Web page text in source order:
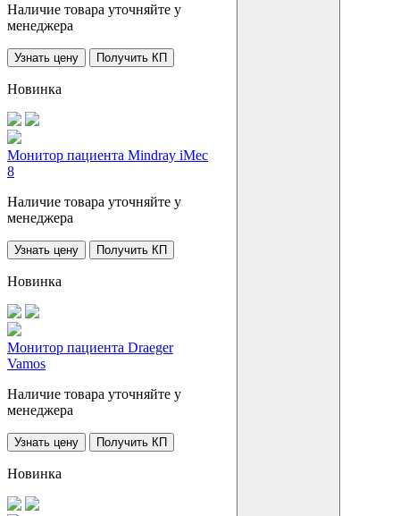
Наличие товара уточняйте у
менеджера
Узнать цену Получить КП
Новинка
Монитор пациента Mindray iMec
8
Наличие товара уточняйте у
менеджера
Узнать цену Получить КП
Новинка
Монитор пациента Draeger
Vamos
Наличие товара уточняйте у
менеджера
Узнать цену Получить КП
Новинка